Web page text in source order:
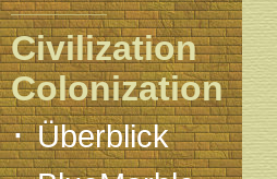
Civilization
Colonization
·Überblick